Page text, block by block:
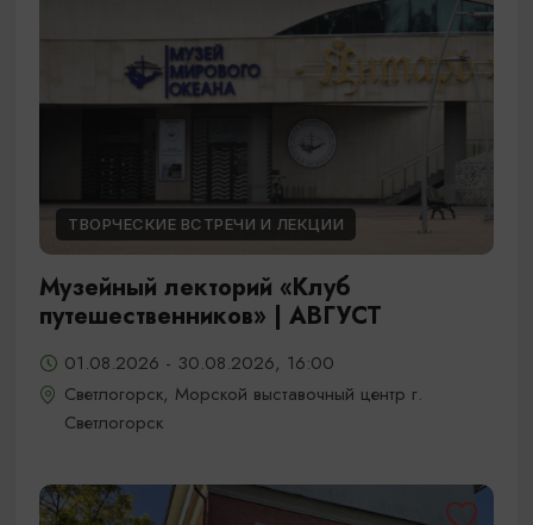
ТВОРЧЕСКИЕ ВСТРЕЧИ И ЛЕКЦИИ
Музейный лекторий «Клуб
путешественников» | АВГУСТ
01.08.2026 - 30.08.2026, 16:00
Светлогорск, Морской выставочный центр г.
Светлогорск